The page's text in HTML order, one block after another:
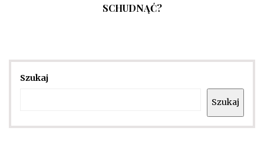
SCHUDNĄĆ?
Szukaj
Szukaj